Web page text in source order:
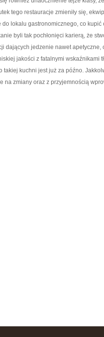
tego restauracje zmieniły się,
lokalu gastronomicznego, co
byli tak pochłonięci karierą, że
dających jedzenie nawet apetyczne,
jakości z fatalnymi wskaźnikami
takiej kuchni jest już za późno.
na zmiany oraz z przyjemnością